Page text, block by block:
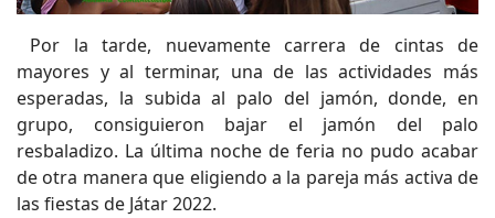
Por la tarde, nuevamente carrera de cintas de
mayores y al terminar, una de las actividades más
esperadas, la subida al palo del jamón, donde, en
grupo, consiguieron bajar el jamón del palo
resbaladizo. La última noche de feria no pudo acabar
de otra manera que eligiendo a la pareja más activa de
las fiestas de Játar 2022.